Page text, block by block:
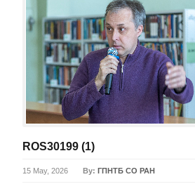
ROS30199 (1)
15 May, 2026 By: ГПНТБ СО РАН